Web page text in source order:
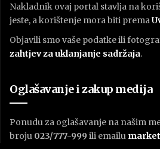
Nakladnik ovaj portal stavlja na
jeste, a korištenje mora biti premaU
Objavili smo vaše podatke ili
zahtjev za uklanjanje sadržaja.
Oglašavanje i zakup medija
Ponudu za oglašavanje na našim
broju 023/777-999 ili emailu